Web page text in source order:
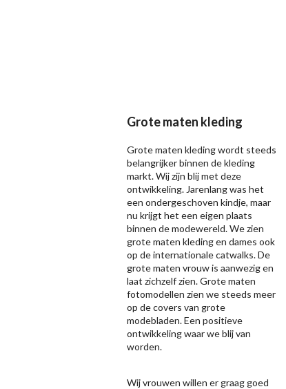
Grote maten kleding
Grote maten kleding wordt steeds
belangrijker binnen de kleding
markt. Wij zijn blij met deze
ontwikkeling. Jarenlang was het
een ondergeschoven kindje, maar
nu krijgt het een eigen plaats
binnen de modewereld. We zien
grote maten kleding en dames ook
op de internationale catwalks. De
grote maten vrouw is aanwezig en
laat zichzelf zien. Grote maten
fotomodellen zien we steeds meer
op de covers van grote
modebladen. Een positieve
ontwikkeling waar we blij van
worden.
Wij vrouwen willen er graag goed